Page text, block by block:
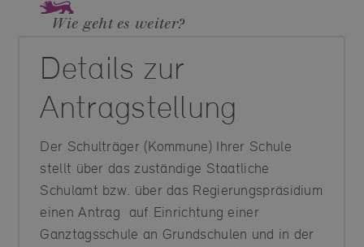
Wie geht es weiter?
Details zur
Antragstellung
Der Schulträger (Kommune) Ihrer Schule
stellt über das zuständige Staatliche
Schulamt bzw. über das Regierungspräsidium
einen Antrag auf Einrichtung einer
Ganztagsschule an Grundschulen und in der